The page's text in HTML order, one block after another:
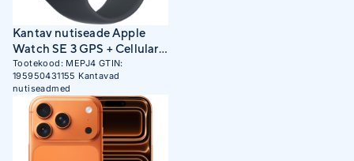
Kantav nutiseade Apple
Watch SE 3 GPS + Cellular
44mm Midnight Aluminum
Case with Midnight Sport
Band - M/L
Tootekood: MEPJ4 GTIN:
195950431155 Kantavad
nutiseadmed